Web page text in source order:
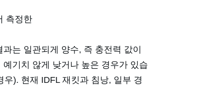
측정한
는 일관되게 양수, 즉 충전력 값이
기치 않게 낮거나 높은 경우가 있습
). 현재 IDFL 재킷과 침낭, 일부 경